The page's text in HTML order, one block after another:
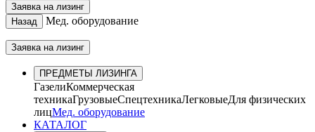
Заявка на лизинг
Назад
Мед. оборудование
Заявка на лизинг
ПРЕДМЕТЫ ЛИЗИНГА
ГазелиКоммерческая
техникаГрузовыеСпецтехникаЛегковыеДля физических
лицМед. оборудование
КАТАЛОГ